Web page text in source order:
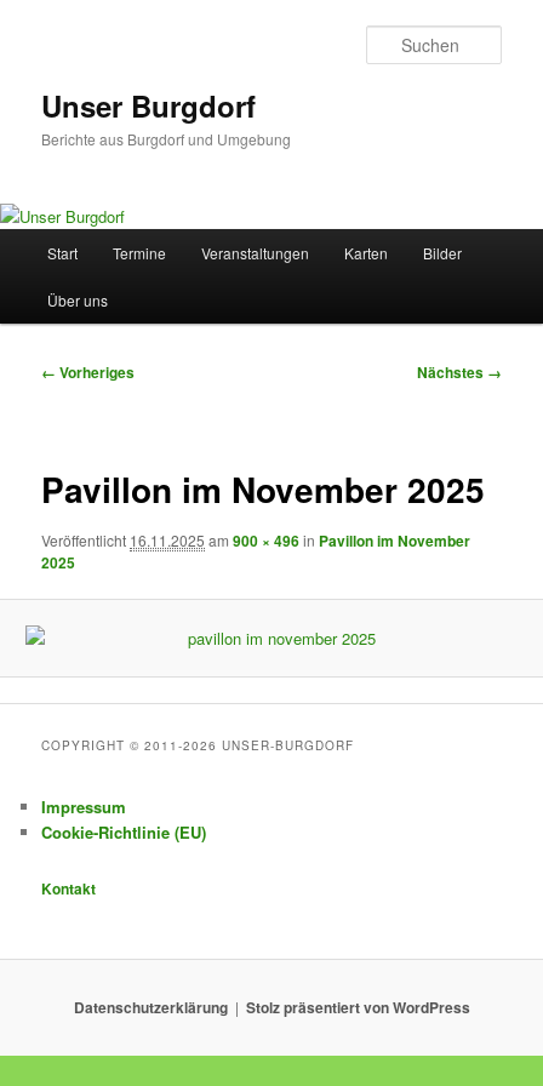
Unser Burgdorf
Berichte aus Burgdorf und Umgebung
Start Termine Veranstaltungen Karten Bilder
Über uns
Bilder-
← Vorheriges Nächstes →
Pavillon im November 2025
Veröffentlicht 16.11.2025 am900 × 496in Pavillon im November
2025
COPYRIGHT © 2011-2026 UNSER-BURGDORF
Impressum
Cookie-Richtlinie (EU)
Kontakt
Datenschutzerklärung Stolz präsentiert von WordPress